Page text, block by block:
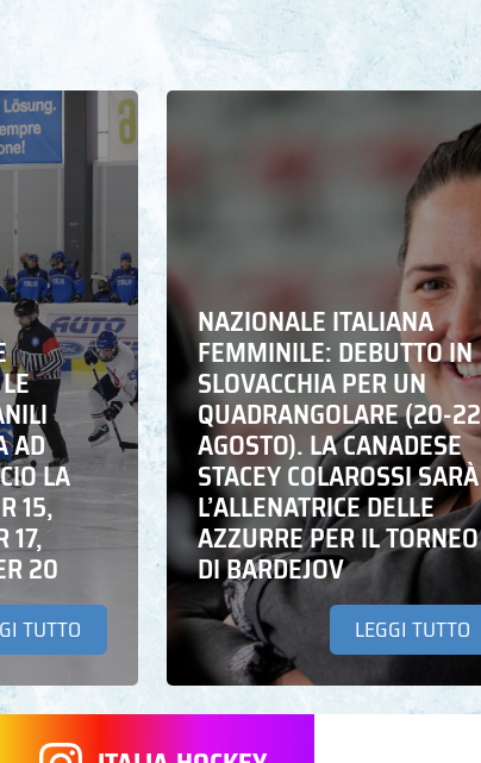
AD
LA
15,
17,
20
TUTTO
NAZIONALE ITALIANA
FEMMINILE: DEBUTTO IN
SLOVACCHIA PER UN
QUADRANGOLARE (20-22
AGOSTO). LA CANADESE
STACEY COLAROSSI SARÀ
L’ALLENATRICE DELLE
AZZURRE PER IL TORNEO
DI BARDEJOV
LEGGI TUTTO